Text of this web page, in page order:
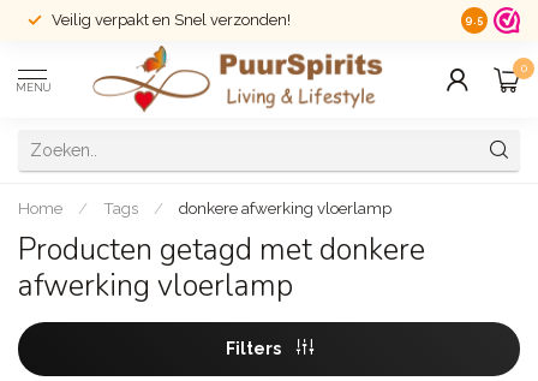
Veilig verpakt en Snel verzonden! 14 dagen
9.5
MENU
0
Home / Tags / donkere afwerking vloerlamp
Producten getagd met donkere
afwerking vloerlamp
Filters